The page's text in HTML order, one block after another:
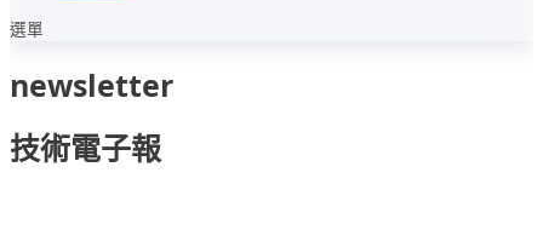
選單
newsletter
技術電子報